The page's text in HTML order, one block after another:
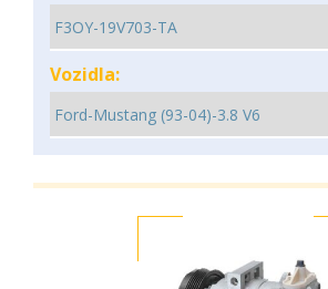
Vozidla: